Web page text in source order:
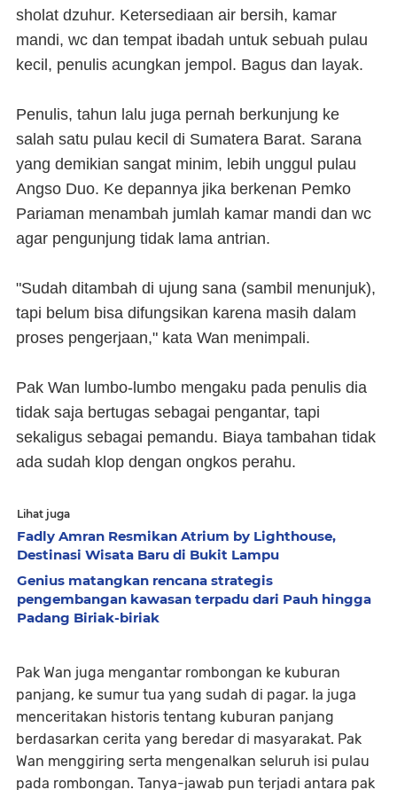
sholat dzuhur. Ketersediaan air bersih, kamar
mandi, wc dan tempat ibadah untuk sebuah pulau
kecil, penulis acungkan jempol. Bagus dan layak.
Penulis, tahun lalu juga pernah berkunjung ke
salah satu pulau kecil di Sumatera Barat. Sarana
yang demikian sangat minim, lebih unggul pulau
Angso Duo. Ke depannya jika berkenan Pemko
Pariaman menambah jumlah kamar mandi dan wc
agar pengunjung tidak lama antrian.
"Sudah ditambah di ujung sana (sambil menunjuk),
tapi belum bisa difungsikan karena masih dalam
proses pengerjaan," kata Wan menimpali.
Pak Wan lumbo-lumbo mengaku pada penulis dia
tidak saja bertugas sebagai pengantar, tapi
sekaligus sebagai pemandu. Biaya tambahan tidak
ada sudah klop dengan ongkos perahu.
Lihat juga
Fadly Amran Resmikan Atrium by Lighthouse,
Destinasi Wisata Baru di Bukit Lampu
Genius matangkan rencana strategis
pengembangan kawasan terpadu dari Pauh hingga
Padang Biriak-biriak
Pak Wan juga mengantar rombongan ke kuburan
panjang, ke sumur tua yang sudah di pagar. Ia juga
menceritakan historis tentang kuburan panjang
berdasarkan cerita yang beredar di masyarakat. Pak
Wan menggiring serta mengenalkan seluruh isi pulau
pada rombongan. Tanya-jawab pun terjadi antara pak